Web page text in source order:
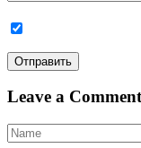
Leave a Comment